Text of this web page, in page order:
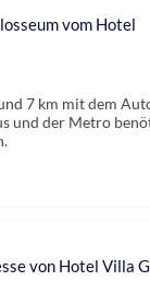
vom Hotel
7 km mit dem
und der Metro
von Hotel Villa